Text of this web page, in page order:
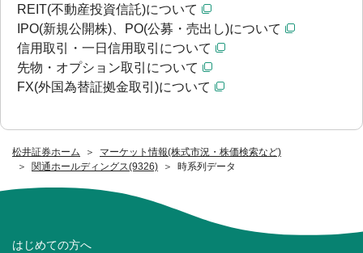
松井証券ホーム
マーケット情報(株式市況・株価検索など)
関通ホールディングス(9326)
時系列データ
REIT(不動産投資信託)について
IPO(新規公開株)、PO(公募・売出し)について
信用取引・一日信用取引について
先物・オプション取引について
FX(外国為替証拠金取引)について
はじめての方へ